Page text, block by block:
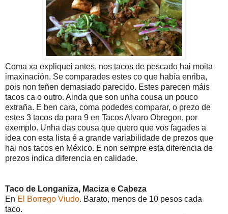
Coma xa expliquei antes, nos tacos de pescado hai moita
imaxinación. Se comparades estes co que había enriba,
pois non teñen demasiado parecido. Estes parecen máis
tacos ca o outro. Ainda que son unha cousa un pouco
extraña. E ben cara, coma podedes comparar, o prezo de
estes 3 tacos da para 9 en Tacos Alvaro Obregon, por
exemplo. Unha das cousa que quero que vos fagades a
idea con esta lista é a grande variabilidade de prezos que
hai nos tacos en México. E non sempre esta diferencia de
prezos indica diferencia en calidade.
Taco de Longaniza, Maciza e Cabeza
En El Borrego Viudo. Barato, menos de 10 pesos cada
taco.